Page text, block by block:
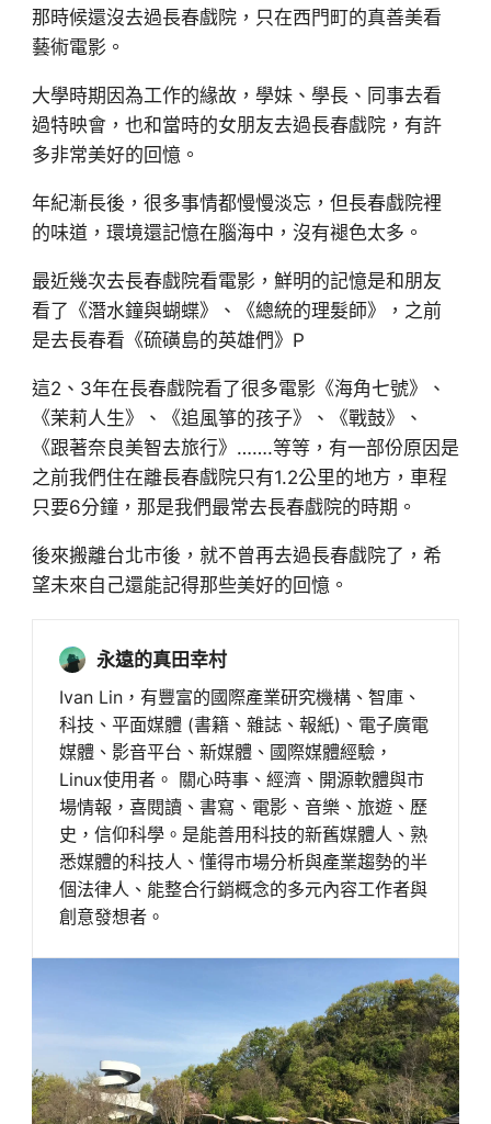
那時候還沒去過長春戲院，只在西門町的真善美看
藝術電影。
大學時期因為工作的緣故，學妹、學長、同事去看
過特映會，也和當時的女朋友去過長春戲院，有許
多非常美好的回憶。
年紀漸長後，很多事情都慢慢淡忘，但長春戲院裡
的味道，環境還記憶在腦海中，沒有褪色太多。
最近幾次去長春戲院看電影，鮮明的記憶是和朋友
看了《潛水鐘與蝴蝶》、《總統的理髮師》，之前
是去長春看《硫磺島的英雄們》P
這2、3年在長春戲院看了很多電影《海角七號》、
《茉莉人生》、《追風箏的孩子》、《戰鼓》、
《跟著奈良美智去旅行》…….等等，有一部份原因是
之前我們住在離長春戲院只有1.2公里的地方，車程
只要6分鐘，那是我們最常去長春戲院的時期。
後來搬離台北市後，就不曾再去過長春戲院了，希
望未來自己還能記得那些美好的回憶。
永遠的真田幸村
Ivan Lin，有豐富的國際產業研究機構、智庫、
科技、平面媒體 (書籍、雜誌、報紙)、電子廣電
媒體、影音平台、新媒體、國際媒體經驗，
Linux使用者。 關心時事、經濟、開源軟體與市
場情報，喜閱讀、書寫、電影、音樂、旅遊、歷
史，信仰科學。是能善用科技的新舊媒體人、熟
悉媒體的科技人、懂得市場分析與產業趨勢的半
個法律人、能整合行銷概念的多元內容工作者與
創意發想者。